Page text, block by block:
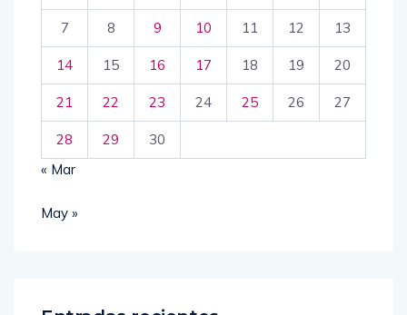
1 2 3 4 5 6
7 8 9 10 11 12 13
14 15 16 17 18 19 20
21 22 23 24 25 26 27
28 29
30